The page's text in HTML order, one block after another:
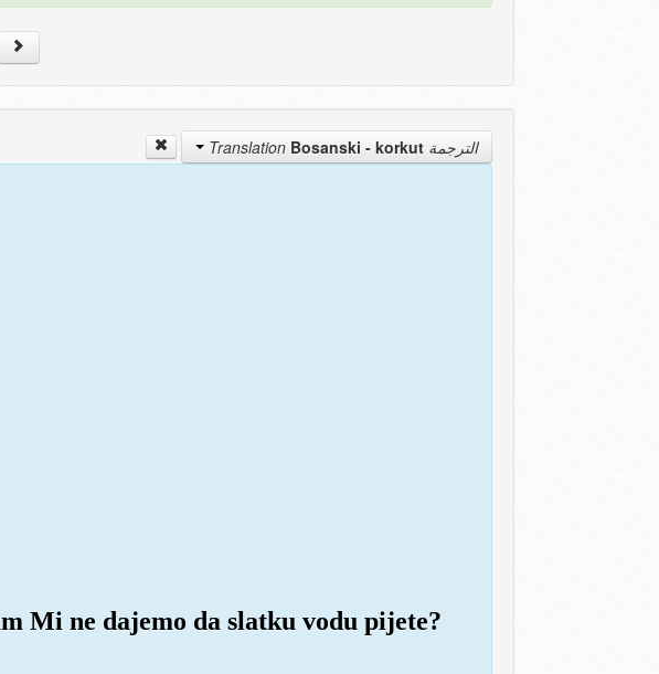
الترجمة Translation Bosanski - korkut
Mi ne dajemo da slatku vodu pijete?